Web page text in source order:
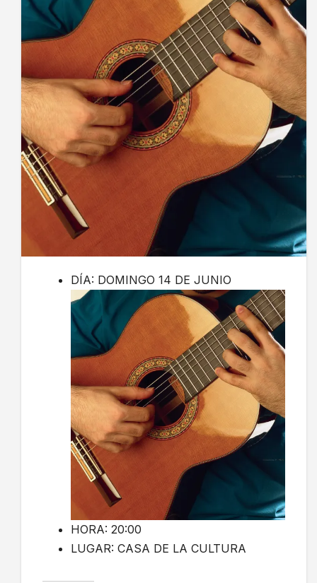
DÍA: DOMINGO 14 DE JUNIO
HORA: 20:00
LUGAR: CASA DE LA CULTURA